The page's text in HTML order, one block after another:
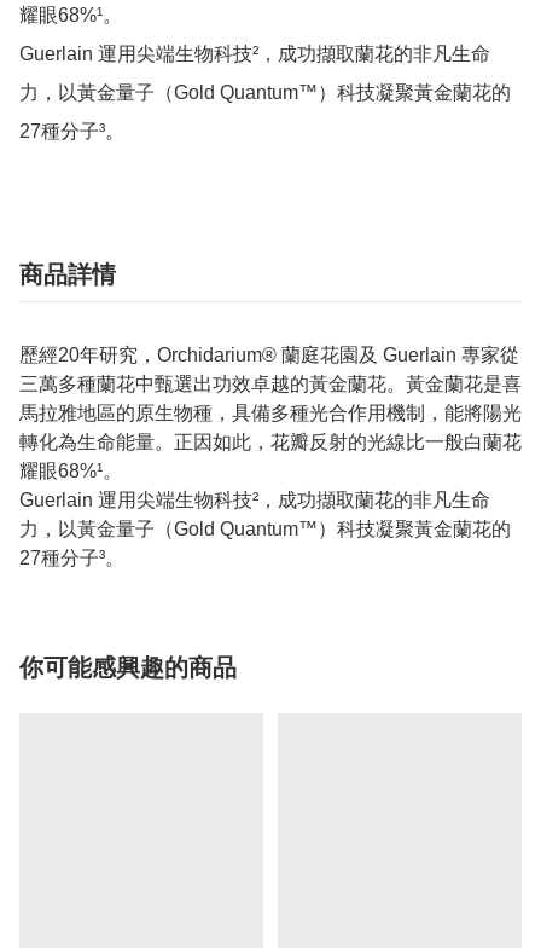
耀眼68%¹。
Guerlain 運用尖端生物科技²，成功擷取蘭花的非凡生命
力，以黃金量子（Gold Quantum™）科技凝聚黃金蘭花的
27種分子³。
商品詳情
歷經20年研究，Orchidarium® 蘭庭花園及 Guerlain 專家從
三萬多種蘭花中甄選出功效卓越的黃金蘭花。黃金蘭花是喜
馬拉雅地區的原生物種，具備多種光合作用機制，能將陽光
轉化為生命能量。正因如此，花瓣反射的光線比一般白蘭花
耀眼68%¹。
Guerlain 運用尖端生物科技²，成功擷取蘭花的非凡生命
力，以黃金量子（Gold Quantum™）科技凝聚黃金蘭花的
27種分子³。
你可能感興趣的商品